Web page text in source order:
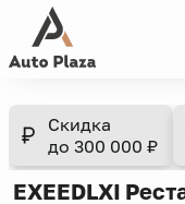
Скидка
до 300 000 ₽
EXEEDLXI